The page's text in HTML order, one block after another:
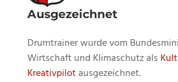
Ausgezeichnet
Drumtrainer wurde vom
Wirtschaft und Klimaschutz als
Kreativpilotausgezeichnet.